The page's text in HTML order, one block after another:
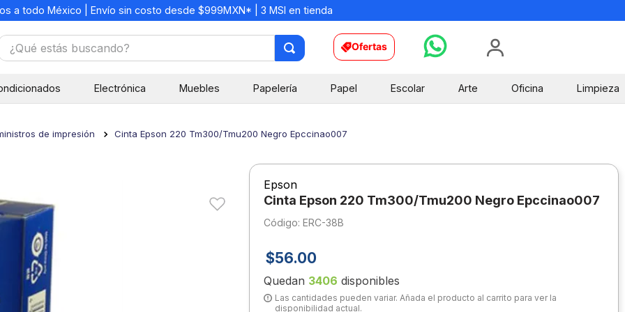
a todo México | Envío sin costo desde $999MXN* | 3 MSI en tienda
estás buscando? Ofertas
Electrónica Muebles Papelería Papel Escolar Arte Oficina Limpieza
de impresión Cinta Epson 220 Tm300/Tmu200 Negro Epccinao007
Epson
Cinta Epson 220 Tm300/Tmu200 Negro Epccinao007
: ERC-38B
$56.00
Quedan 3406 disponibles
Las cantidades pueden variar. Añada el producto al carrito para ver la
disponibilidad actual.
6.
boligrafo
escritorio
sacapuntas
escolar